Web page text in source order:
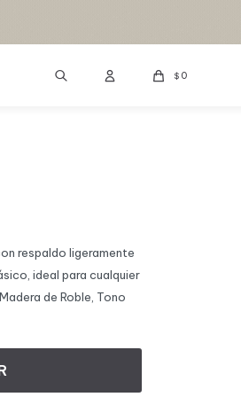
$ 0
respaldo ligeramente
ideal para cualquier
de Roble, Tono